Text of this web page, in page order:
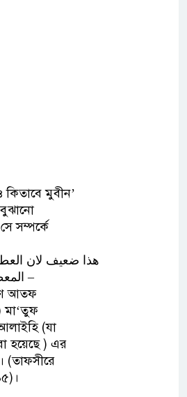
মুবীন’
সম্পর্কে
ﻫﺬﺍ ﺿﻌﻴﻒ ﻻﻥ
ﺍﻟﻤﻌﻄﻮﻑ ﻭﺍﻟﻤﻌﻄﻮﻑ ﻋﻠﻴﻪ –
আতফ
মা‘তুফ
(যা
হয়েছে ) এর
(তাফসীরে